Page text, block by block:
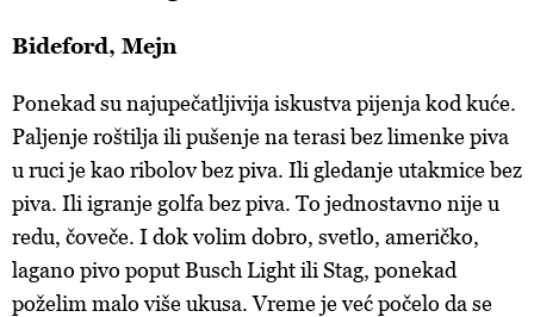
Bideford, Mejn
Ponekad su najupečatljivija iskustva pijenja kod kuće.
Paljenje roštilja ili pušenje na terasi bez limenke piva
u ruci je kao ribolov bez piva. Ili gledanje utakmice bez
piva. Ili igranje golfa bez piva. To jednostavno nije u
redu, čoveče. I dok volim dobro, svetlo, američko,
lagano pivo poput Busch Light ili Stag, ponekad
poželim malo više ukusa. Vreme je već počelo da se